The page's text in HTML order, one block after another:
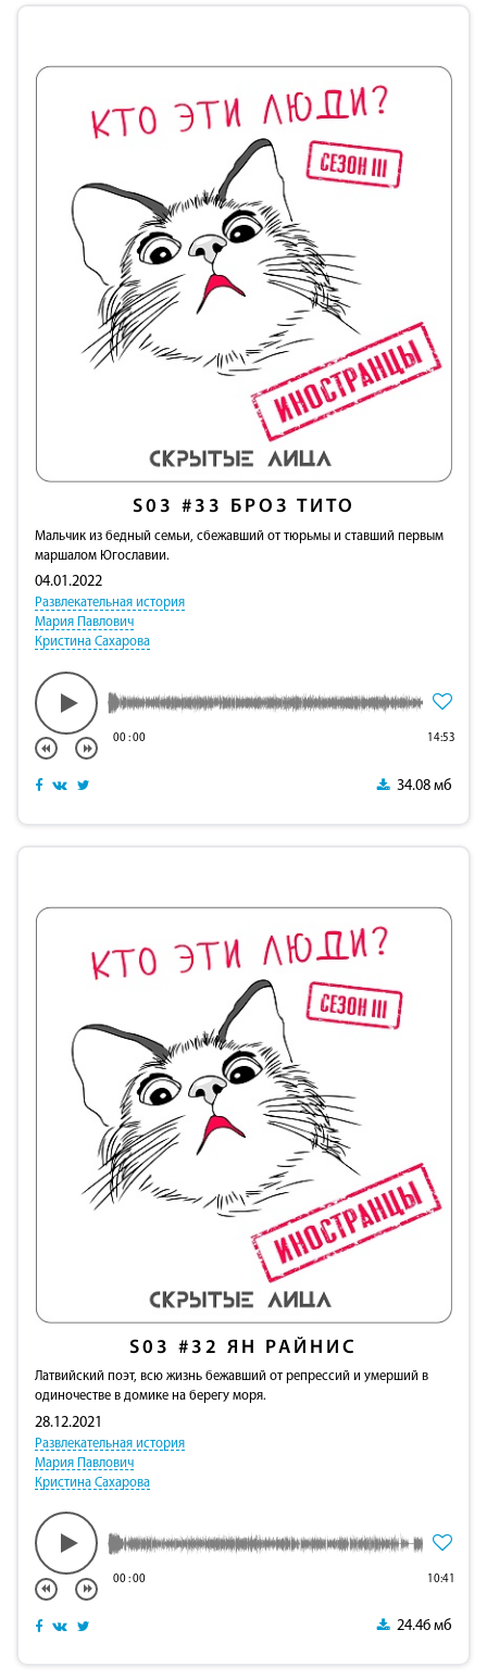
S03 #33 БРОЗ ТИТО
Мальчик из бедный семьи, сбежавший от тюрьмы и ставший первым
маршалом Югославии.
04.01.2022
Развлекательная история
Мария Павлович
Кристина Сахарова
00:00 14:53
34.08 мб
S03 #32 ЯН РАЙНИС
Латвийский поэт, всю жизнь бежавший от репрессий и умерший в
одиночестве в домике на берегу моря.
28.12.2021
Развлекательная история
Мария Павлович
Кристина Сахарова
00:00 10:41
24.46 мб